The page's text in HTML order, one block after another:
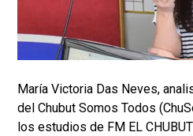
María Victoria Das Neves,
del Chubut Somos Todos
los estudios de FM EL